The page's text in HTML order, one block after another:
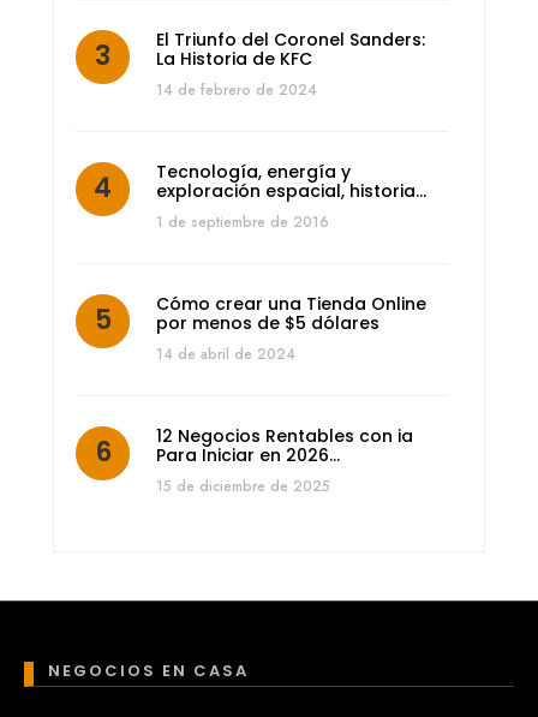
El Triunfo del Coronel Sanders:
La Historia de KFC
14 de febrero de 2024
Tecnología, energía y
exploración espacial, historia…
1 de septiembre de 2016
Cómo crear una Tienda Online
por menos de $5 dólares
14 de abril de 2024
12 Negocios Rentables con ia
Para Iniciar en 2026…
15 de diciembre de 2025
NEGOCIOS EN CASA